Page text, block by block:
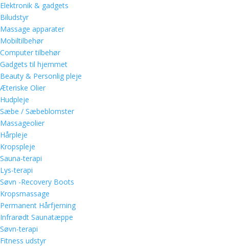
Elektronik & gadgets
Biludstyr
Massage apparater
Mobiltilbehør
Computer tilbehør
Gadgets til hjemmet
Beauty & Personlig pleje
Æteriske Olier
Hudpleje
Sæbe / Sæbeblomster
Massageolier
Hårpleje
Kropspleje
Sauna-terapi
Lys-terapi
Søvn -Recovery Boots
Kropsmassage
Permanent Hårfjerning
Infrarødt Saunatæppe
Søvn-terapi
Fitness udstyr